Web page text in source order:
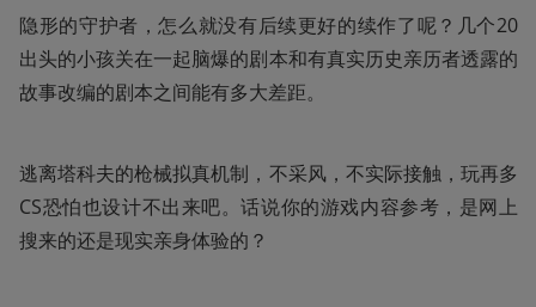
隐形的守护者，怎么就没有后续更好的续作了呢？几个20
出头的小孩关在一起脑爆的剧本和有真实历史亲历者透露的
故事改编的剧本之间能有多大差距。
逃离塔科夫的枪械拟真机制，不采风，不实际接触，玩再多
CS恐怕也设计不出来吧。话说你的游戏内容参考，是网上
搜来的还是现实亲身体验的？